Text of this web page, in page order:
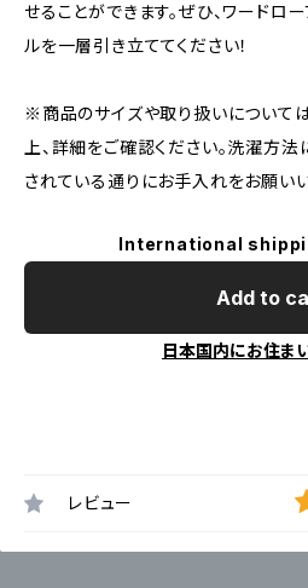
せることができます。ぜひ、ワードロ
ルを一層引き立ててください！
※商品のサイズや取り扱いについて
上、詳細をご確認ください。洗濯方
されている通りにお手入れをお願いい
International
Add to
日本国内にお住ま
レビュー